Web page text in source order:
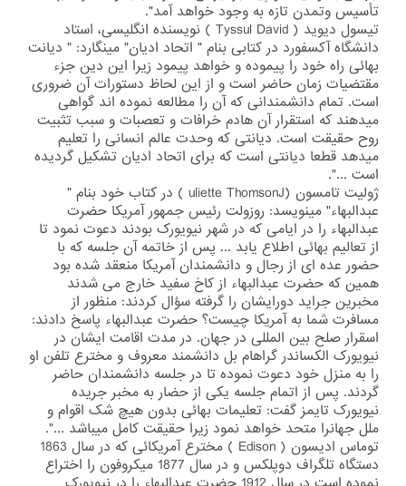
تأسیس وتمدن تازه به وجود خواهد آمد".
تیسول دیوید ( Tyssul David ) نویسنده انگلیسی، استاد
دانشگاه آکسفورد در کتابی بنام " اتحاد ادیان" مینگارد: " دیانت
بهائی راه خود را پیموده و خواهد پیمود زیرا این دین جزء
مقتضیات زمان حاضر است و از این لحاظ دستورات آن ضروری
است. تمام دانشمندانی که آن را مطالعه نموده اند گواهی
میدهند که استقرار آن هادم خرافات و تعصبات و سبب تثبیت
روح حقیقت است. دیانتی که وحدت عالم انسانی را تعلیم
میدهد قطعا دیانتی است که برای اتحاد ادیان تشکیل گردیده
است ...".
ژولیت تامسون (uliette ThomsonJ ) در کتاب خود بنام "
عبدالبهاء" مینویسد: روزولت رئیس جمهور آمریکا حضرت
عبدالبهاء را در ایامی که در شهر نیویورک بودند دعوت نمود تا
از تعالیم بهائی اطلاع یابد ... پس از خاتمه آن جلسه که با
حضور عده ای از رجال و دانشمندان آمریکا منعقد شده بود
همین که حضرت عبدالبهاء از کاخ سفید خارج می شدند
مخبرین جراید دورایشان را گرفته سؤال کردند: منظور از
مسافرت شما به آمریکا چیست؟ حضرت عبدالبهاء پاسخ دادند:
اسقرار صلح بین المللی در جهان. در مدت اقامت ایشان در
نیویورک الکساندر گراهام بل دانشمند معروف و مخترع تلفن او
را به منزل خود دعوت نموده تا در جلسه دانشمندان حاضر
گردند. پس از اتمام جلسه یکی از حضار به مخبر جریده
نیویورک تایمز گفت: تعلیمات بهائی بدون هیچ شک اقوام و
ملل جهانرا متحد خواهد نمود زیرا حقیقت کامل میباشد ...".
توماس ادیسون ( Edison ) مخترع آمریکائی که در سال 1863
دستگاه تلگراف دوپلکس و در سال 1877 میکروفون را اختراع